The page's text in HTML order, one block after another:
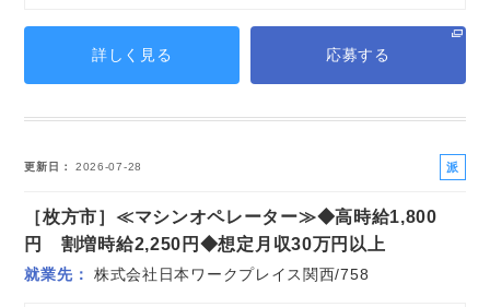
詳しく見る 応募する
更新日 2026-07-28
派
［枚方市］≪マシンオペレーター≫◆高時給1,800
円 割増時給2,250円◆想定月収30万円以上
就業先 株式会社日本ワークプレイス関西/758